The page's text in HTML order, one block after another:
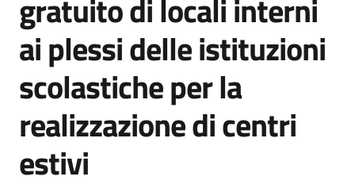
gratuito di locali interni
ai plessi delle istituzioni
scolastiche per la
realizzazione di centri
estivi